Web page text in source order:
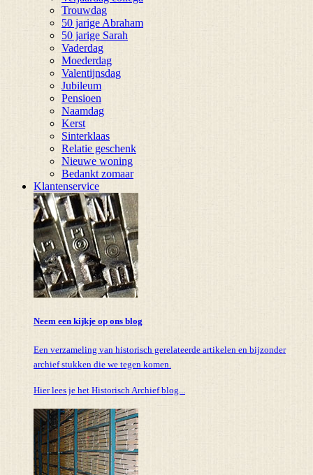
Trouwdag
50 jarige Abraham
50 jarige Sarah
Vaderdag
Moederdag
Valentijnsdag
Jubileum
Pensioen
Naamdag
Kerst
Sinterklaas
Relatie geschenk
Nieuwe woning
Bedankt zomaar
Klantenservice
Neem een kijkje op ons blog
Een verzameling van historisch gerelateerde artikelen en bijzonder
archief stukken die we tegen komen.
Hier lees je het Historisch Archief blog...